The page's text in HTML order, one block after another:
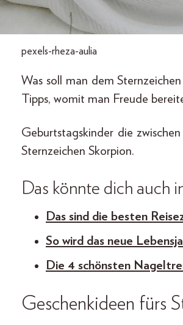
pexels-rheza-aulia
Was soll man dem
Tipps, womit man Freude
Geburtstagskinder die
Sternzeichen Skorpion.
Das könnte dich auch
Das sind die besten
So wird das neue
Die 4 schönsten
Geschenkideen fürs